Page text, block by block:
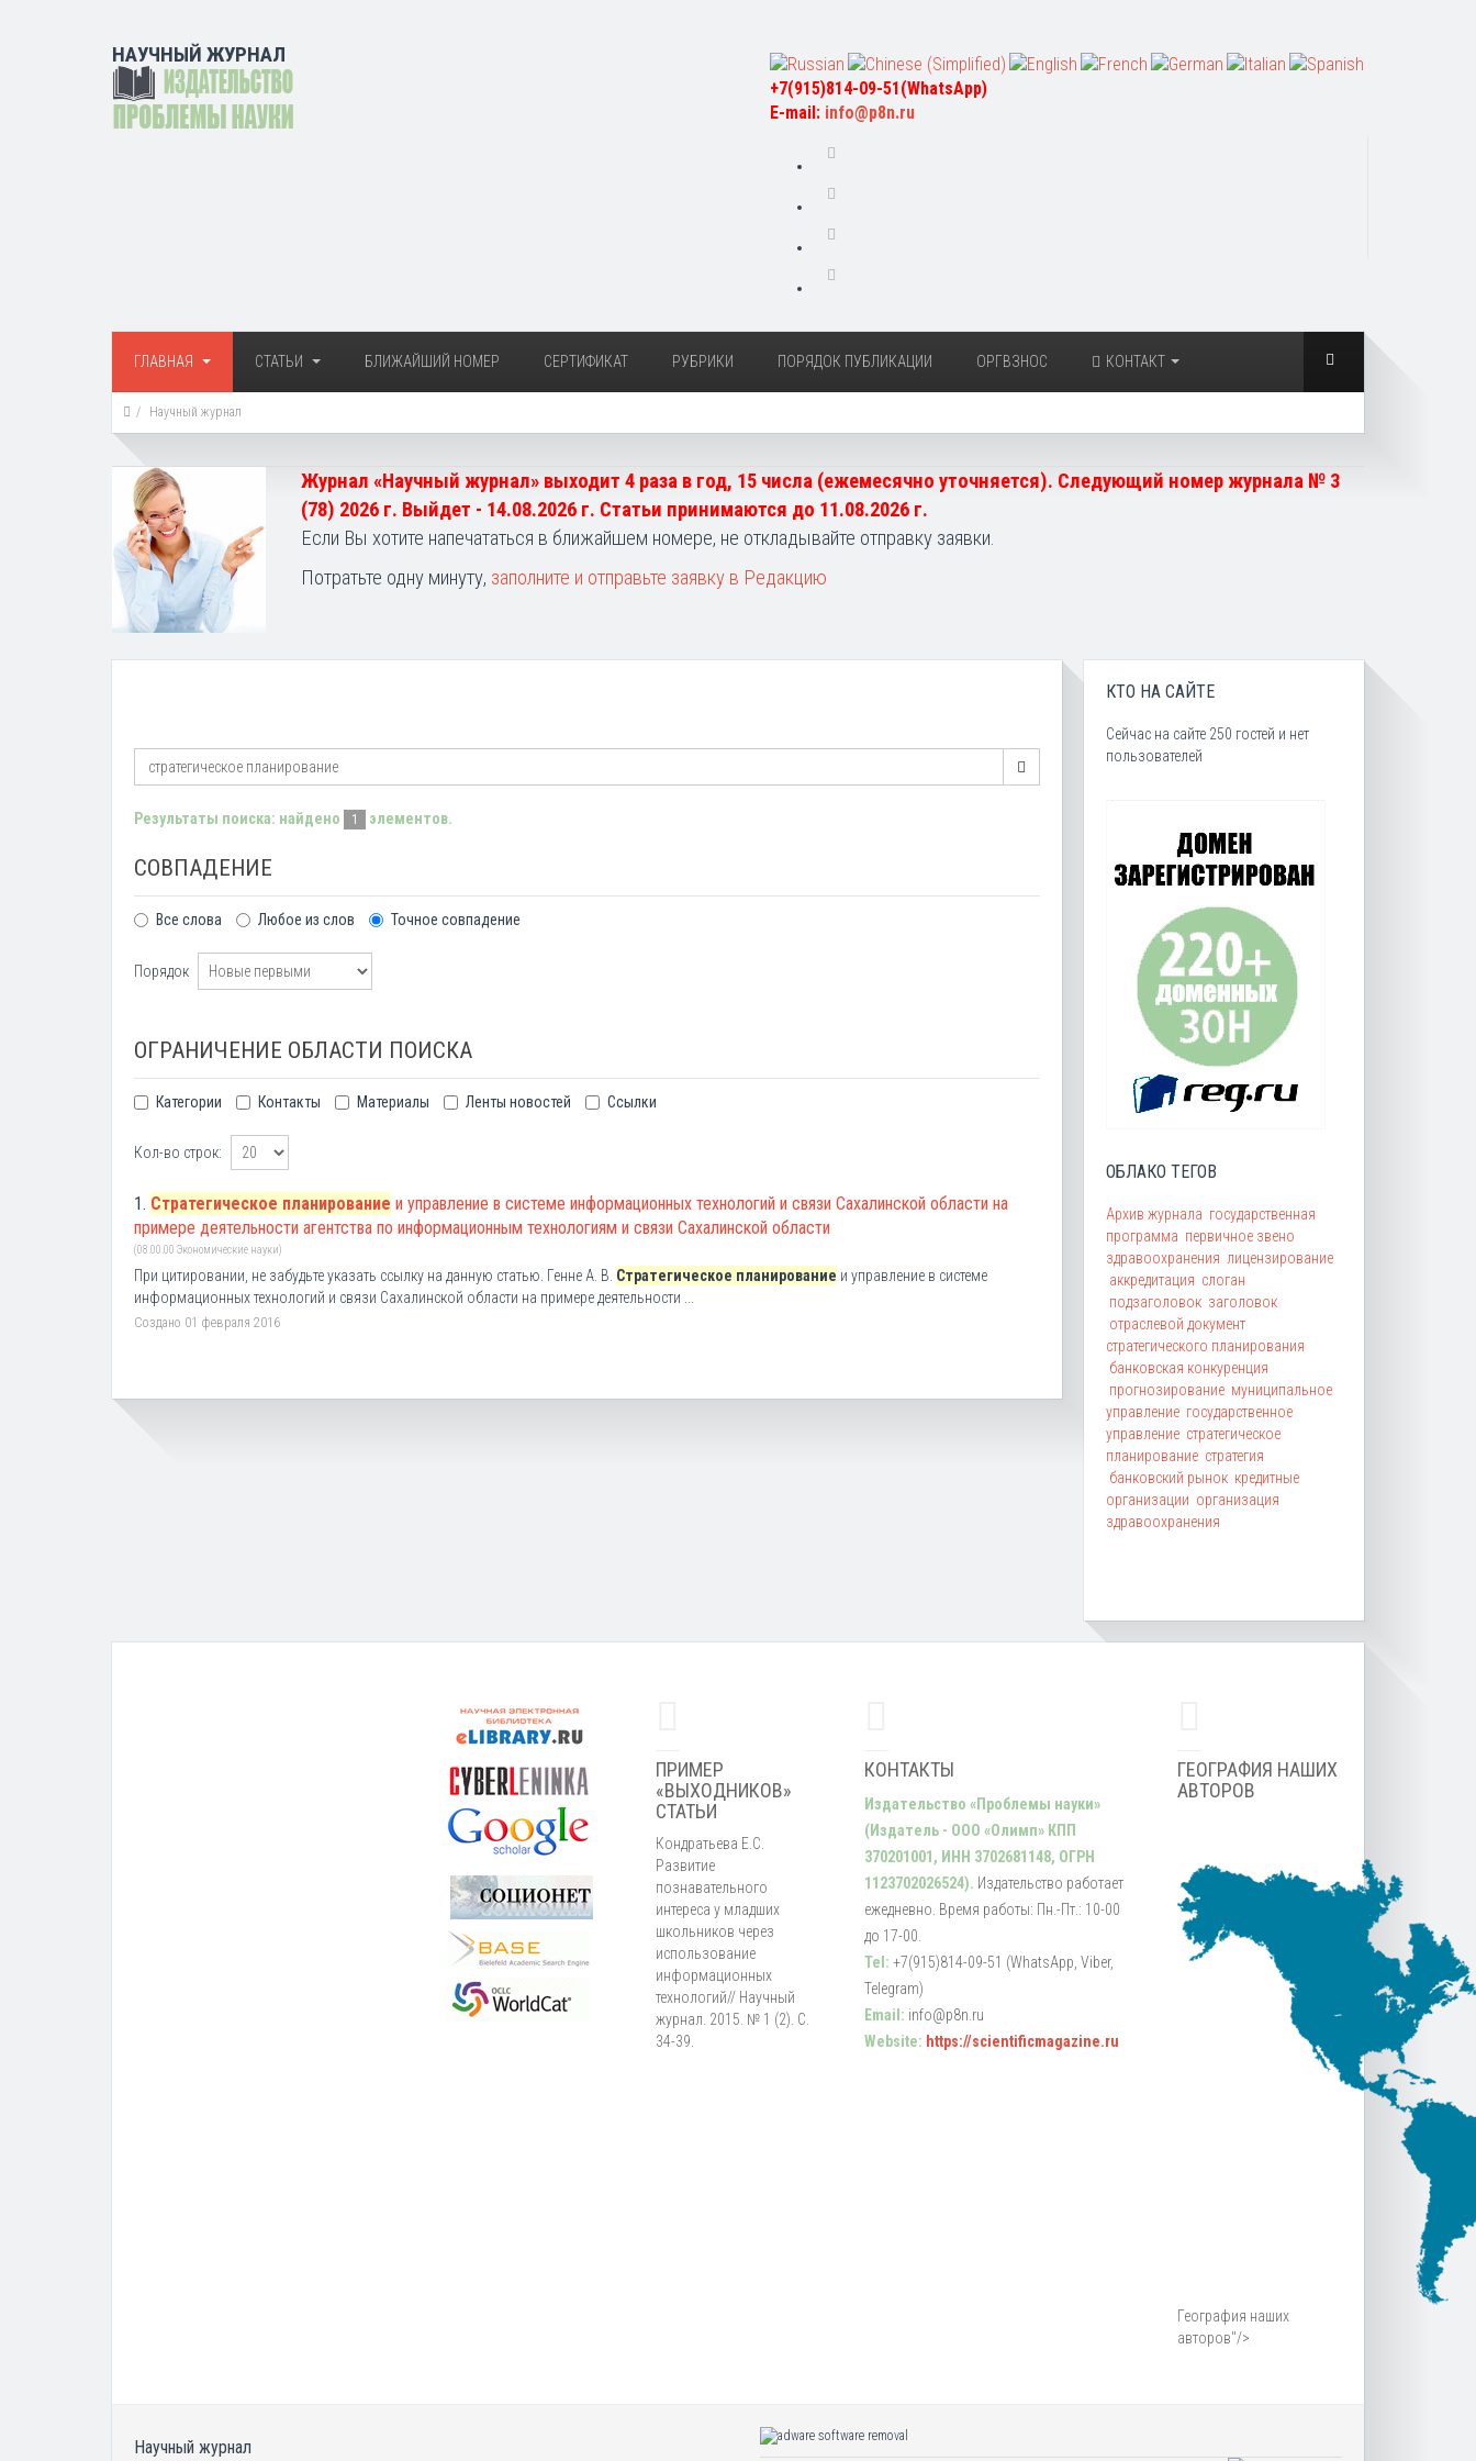
НАУЧНЫЙ ЖУРНАЛ
+7(915)814-09-51(WhatsApp)
E-mail: info@p8n.ru
ГЛАВНАЯ СТАТЬИ БЛИЖАЙШИЙ НОМЕР СЕРТИФИКАТ РУБРИКИ ПОРЯДОК ПУБЛИКАЦИИ ОРГВЗНОС КОНТАКТ
Научный журнал
Журнал «Научный журнал» выходит 4 раза в год, 15 числа (ежемесячно уточняется). Следующий номер журнала № 3
(78) 2026 г. Выйдет - 14.08.2026 г. Статьи принимаются до 11.08.2026 г.
Если Вы хотите напечататься в ближайшем номере, не откладывайте отправку заявки.
Потратьте одну минуту, заполните и отправьте заявку в Редакцию
Результаты поиска: найдено 1 элементов.
СОВПАДЕНИЕ
Все слова Любое из слов Точное совпадение
Порядок
ОГРАНИЧЕНИЕ ОБЛАСТИ ПОИСКА
Категории Контакты Материалы Ленты новостей Ссылки
Кол-во строк:
1. Стратегическое планирование и управление в системе информационных технологий и связи Сахалинской области на
примере деятельности агентства по информационным технологиям и связи Сахалинской области
(08.00.00 Экономические науки)
При цитировании, не забудьте указать ссылку на данную статью. Генне А. В. Стратегическое планирование и управление в системе
информационных технологий и связи Сахалинской области на примере деятельности ...
Создано 01 февраля 2016
КТО НА САЙТЕ
Сейчас на сайте 250 гостей и нет
пользователей
ОБЛАКО ТЕГОВ
Архив журнала государственная
программа первичное звено
здравоохранения лицензирование
аккредитация слоган
подзаголовок заголовок
отраслевой документ
стратегического планирования
банковская конкуренция
прогнозирование муниципальное
управление государственное
управление стратегическое
планирование стратегия
банковский рынок кредитные
организации организация
здравоохранения
ПРИМЕР
«ВЫХОДНИКОВ»
СТАТЬИ
Кондратьева Е.С.
Развитие
познавательного
интереса у младших
школьников через
использование
информационных
технологий// Научный
журнал. 2015. № 1 (2). С.
34-39.
КОНТАКТЫ
Издательство «Проблемы науки»
(Издатель - ООО «Олимп» КПП
370201001, ИНН 3702681148, ОГРН
1123702026524). Издательство работает
ежедневно. Время работы: Пн.-Пт.: 10-00
до 17-00.
Tel: +7(915)814-09-51 (WhatsApp, Viber,
Telegram)
Email: info@p8n.ru
Website: https://scientificmagazine.ru
ГЕОГРАФИЯ НАШИХ
АВТОРОВ
География наших
авторов"/>
Научный журнал